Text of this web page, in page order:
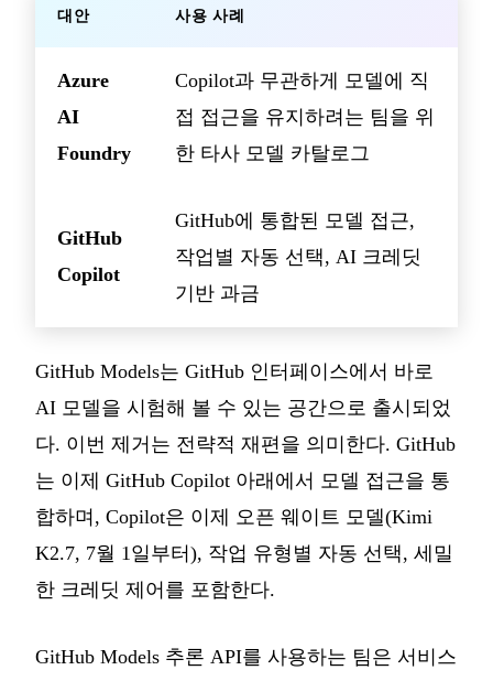
대안 사용 사례
Azure
AI
Foundry
Copilot과 무관하게 모델에 직
접 접근을 유지하려는 팀을 위
한 타사 모델 카탈로그
GitHub
Copilot
GitHub에 통합된 모델 접근,
작업별 자동 선택, AI 크레딧
기반 과금
GitHub Models는 GitHub 인터페이스에서 바로
AI 모델을 시험해 볼 수 있는 공간으로 출시되었
다. 이번 제거는 전략적 재편을 의미한다. GitHub
는 이제 GitHub Copilot 아래에서 모델 접근을 통
합하며, Copilot은 이제 오픈 웨이트 모델(Kimi
K2.7, 7월 1일부터), 작업 유형별 자동 선택, 세밀
한 크레딧 제어를 포함한다.
GitHub Models 추론 API를 사용하는 팀은 서비스